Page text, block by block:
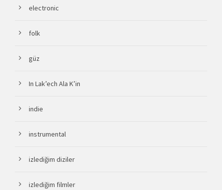
electronic
folk
güz
In Lak’ech Ala K’in
indie
instrumental
izlediğim diziler
izlediğim filmler